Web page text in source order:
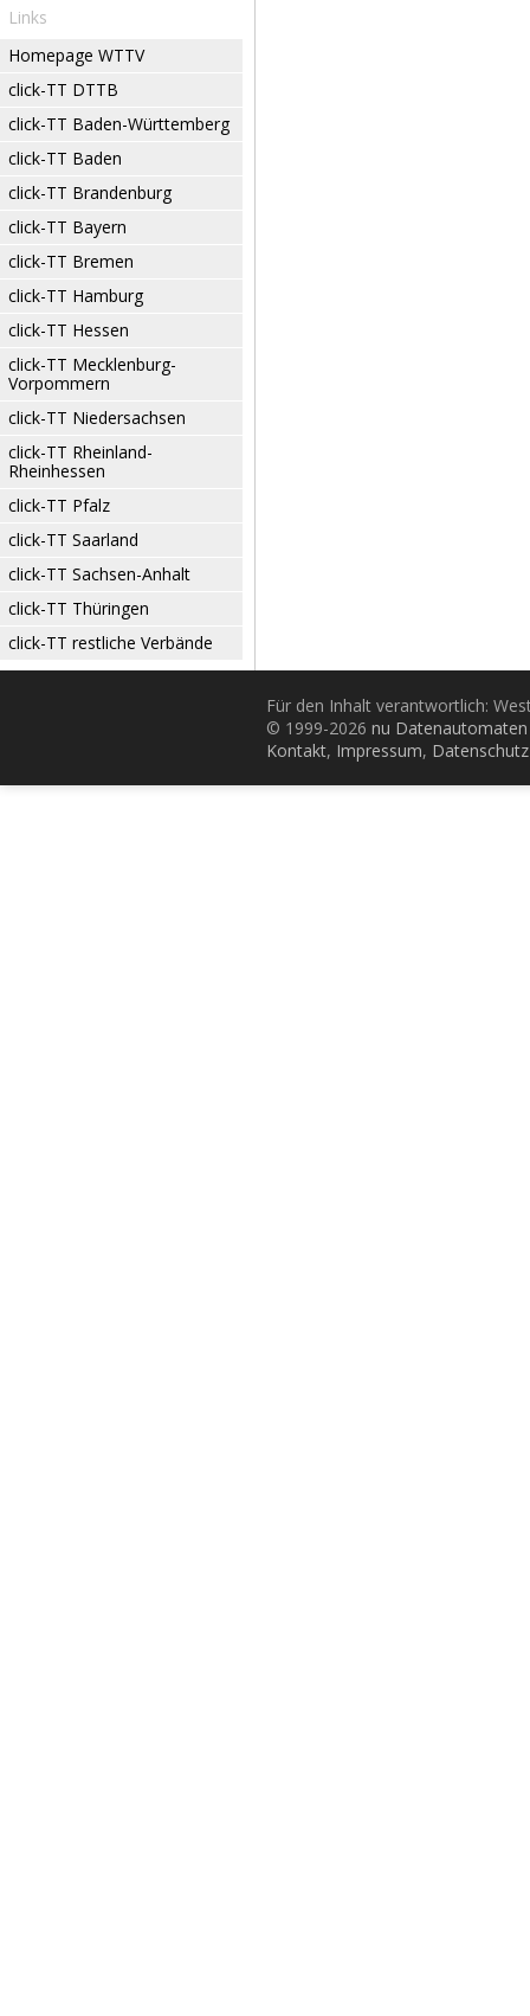
Links
Homepage WTTV
click-TT DTTB
click-TT Baden-Württemberg
click-TT Baden
click-TT Brandenburg
click-TT Bayern
click-TT Bremen
click-TT Hamburg
click-TT Hessen
click-TT Mecklenburg-
Vorpommern
click-TT Niedersachsen
click-TT Rheinland-
Rheinhessen
click-TT Pfalz
click-TT Saarland
click-TT Sachsen-Anhalt
click-TT Thüringen
click-TT restliche Verbände
Für den Inhalt verantwortlich:
© 1999-2026 nu
Kontakt, Impressum, Datenschutz